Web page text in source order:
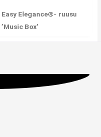
Easy Elegance®- ruusu
’Music Box’